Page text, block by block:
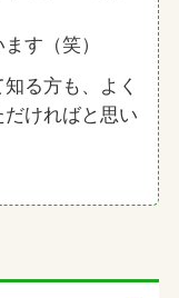
す（笑）
る方も、よく
ければと思い